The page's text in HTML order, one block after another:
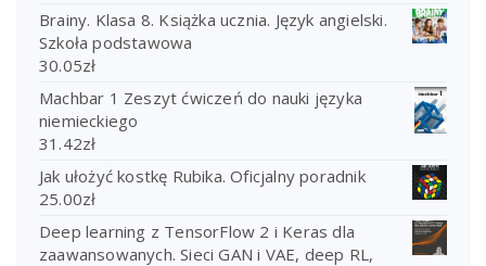
Brainy. Klasa 8. Książka ucznia. Język angielski.
Szkoła podstawowa
30.05zł
Machbar 1 Zeszyt ćwiczeń do nauki języka
niemieckiego
31.42zł
Jak ułożyć kostkę Rubika. Oficjalny poradnik
25.00zł
Deep learning z TensorFlow 2 i Keras dla
zaawansowanych. Sieci GAN i VAE, deep RL,